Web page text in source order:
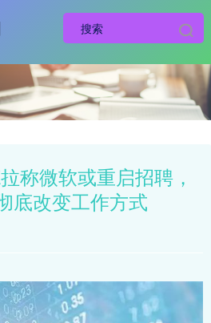
称微软或重启招聘，
底改变工作方式